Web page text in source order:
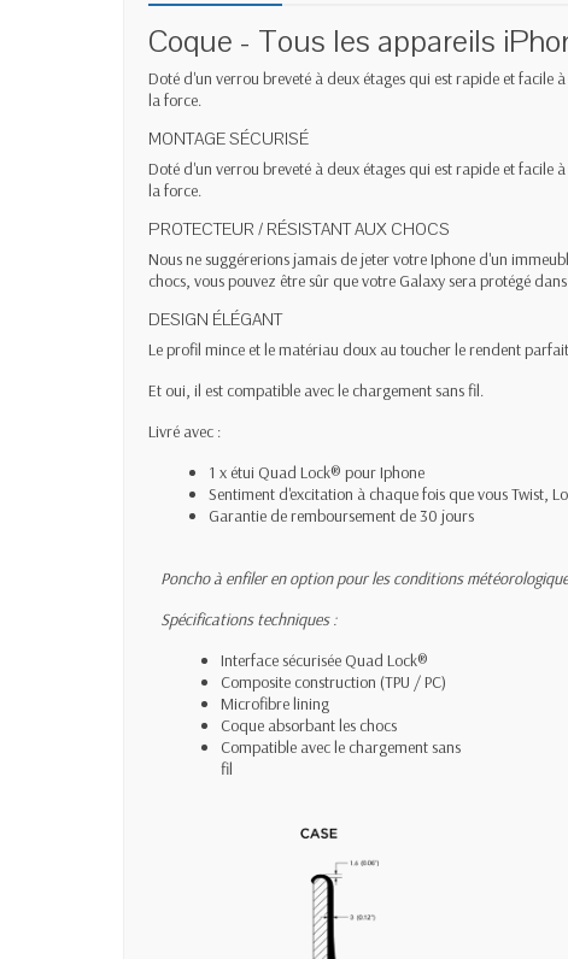
Coque - Tous les appareils
Doté d'un verrou breveté à deux étages qui est rapide et facile
la force.
MONTAGE SÉCURISÉ
Doté d'un verrou breveté à deux étages qui est rapide et facile
la force.
PROTECTEUR / RÉSISTANT AUX CHOCS
Nous ne suggérerions jamais de jeter votre Iphone d'un
chocs, vous pouvez être sûr que votre Galaxy sera protégé
DESIGN ÉLÉGANT
Le profil mince et le matériau doux au toucher le rendent
Et oui, il est compatible avec le chargement sans fil.
Livré avec :
1 x étui Quad Lock® pour Iphone
Sentiment d'excitation à chaque fois que vous Twist,
Garantie de remboursement de 30 jours
Poncho à enfiler en option pour les conditions
Spécifications techniques :
Interface sécurisée Quad Lock®
Composite construction (TPU / PC)
Microfibre lining
Coque absorbant les chocs
Compatible avec le chargement sans
fil